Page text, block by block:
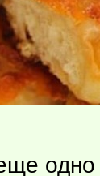
одно